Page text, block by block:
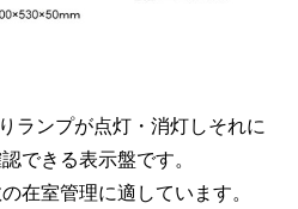
ランプが点灯・消灯しそれに
できる表示盤です。
在室管理に適しています。